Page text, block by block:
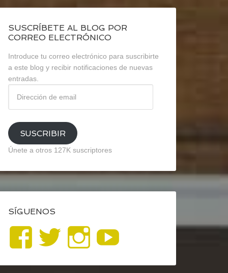
SUSCRÍBETE AL BLOG POR
CORREO ELECTRÓNICO
Introduce tu correo electrónico para suscribirte
a este blog y recibir notificaciones de nuevas
entradas.
email
SUSCRIBIR
Únete a otros 127K suscriptores
SÍGUENOS
Ver
perfil
Ver
perfil
Ver
perfil